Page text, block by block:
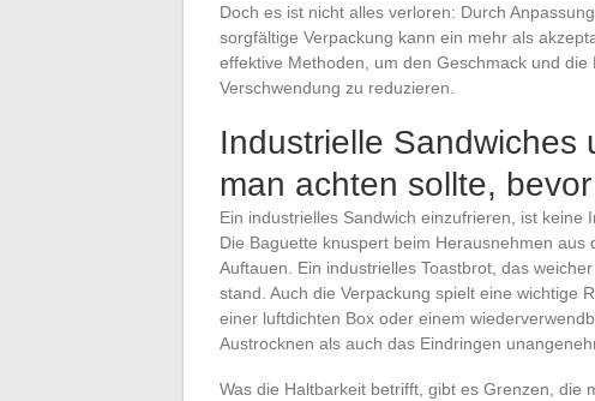
Doch es ist nicht alles verloren: Durch
sorgfältige Verpackung kann ein mehr als
effektive Methoden, um den Geschmack und
Verschwendung zu reduzieren.
Industrielle Sandwiches
man achten sollte,
Ein industrielles Sandwich einzufrieren, ist keine
Die Baguette knuspert beim Herausnehmen
Auftauen. Ein industrielles Toastbrot, das
stand. Auch die Verpackung spielt eine wichtige
einer luftdichten Box oder einem
Austrocknen als auch das Eindringen
Was die Haltbarkeit betrifft, gibt es Grenzen, die